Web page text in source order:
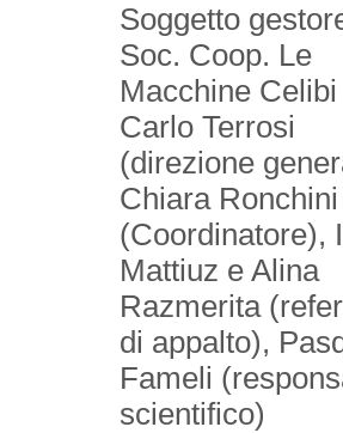
Soggetto
Soc. Coop. Le
Macchine Celibi
Carlo Terrosi
(direzione
Chiara Ronchini
(Coordinatore),
Mattiuz e Alina
Razmerita
di appalto),
Fameli
scientifico)